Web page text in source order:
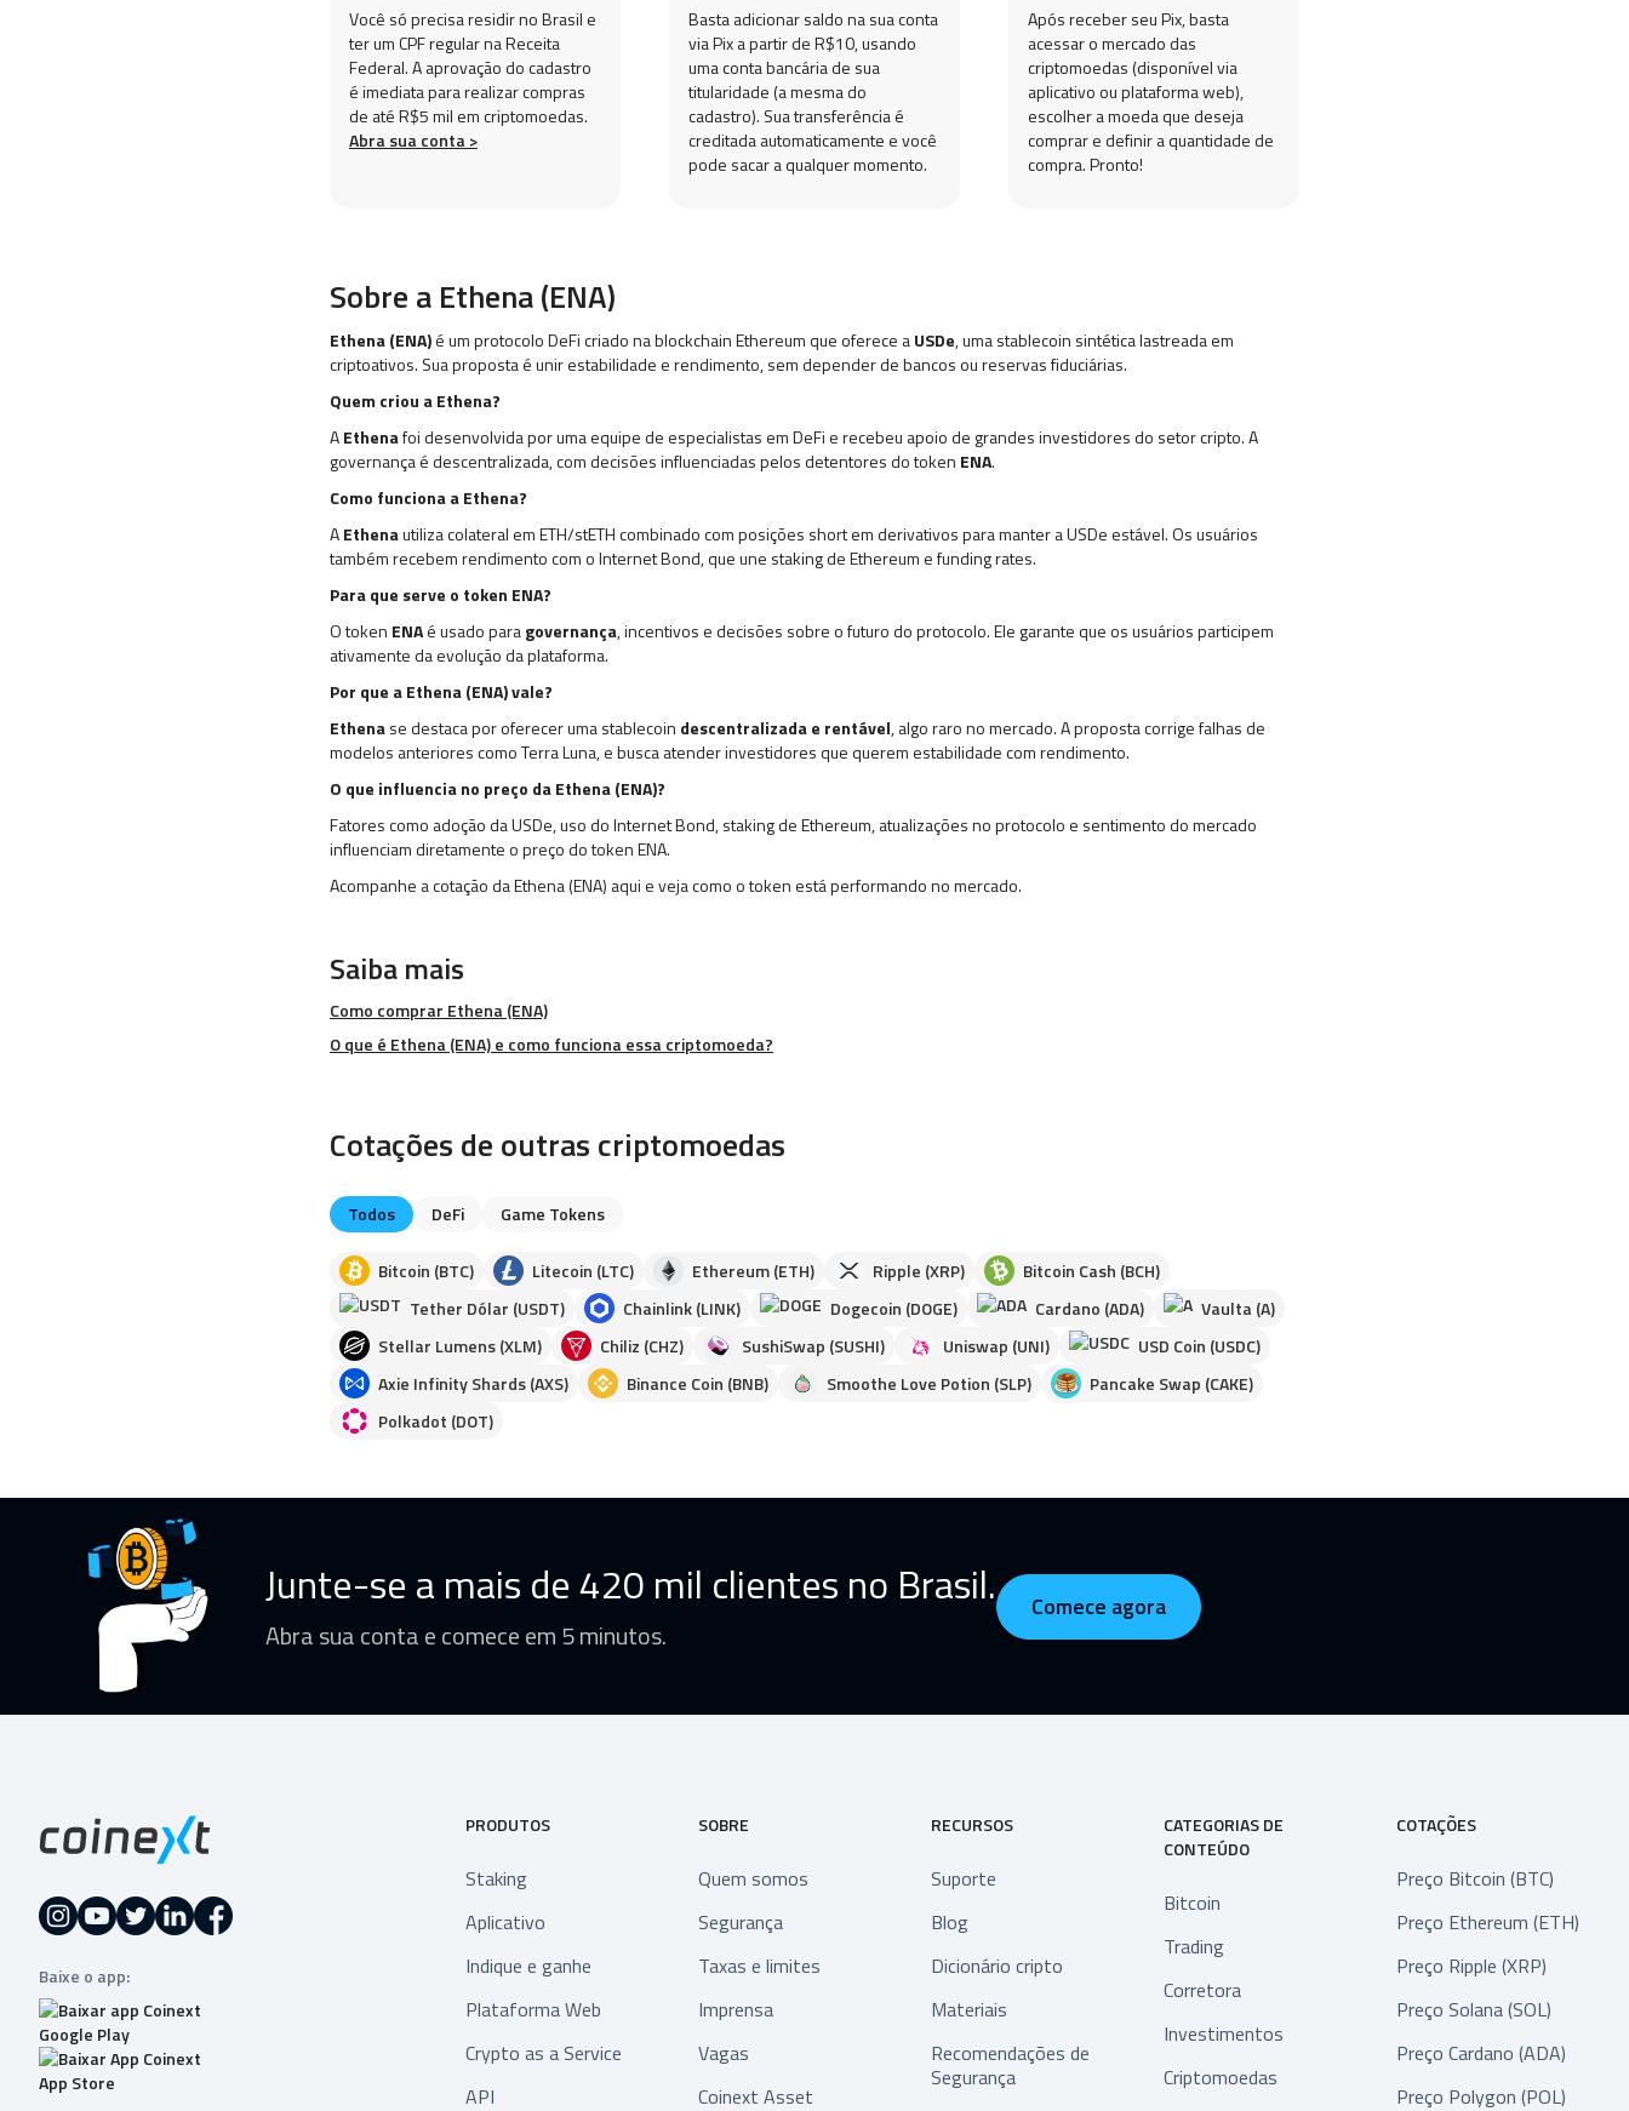
Você só precisa residir no Brasil e
ter um CPF regular na Receita
Federal. A aprovação do cadastro
é imediata para realizar compras
de até R$5 mil em criptomoedas.
Abra sua conta >
Basta adicionar saldo na sua conta
via Pix a partir de R$10, usando
uma conta bancária de sua
titularidade (a mesma do
cadastro). Sua transferência é
creditada automaticamente e você
pode sacar a qualquer momento.
Após receber seu Pix, basta
acessar o mercado das
criptomoedas (disponível via
aplicativo ou plataforma web),
escolher a moeda que deseja
comprar e definir a quantidade de
compra. Pronto!
Sobre a Ethena (ENA)
Ethena (ENA)é um protocolo DeFi criado na blockchain Ethereum que oferece aUSDe, uma stablecoin sintética lastreada em
criptoativos. Sua proposta é unir estabilidade e rendimento, sem depender de bancos ou reservas fiduciárias.
Quem criou a Ethena?
AEthenafoi desenvolvida por uma equipe de especialistas em DeFi e recebeu apoio de grandes investidores do setor cripto. A
governança é descentralizada, com decisões influenciadas pelos detentores do token ENA.
Como funciona a Ethena?
AEthenautiliza colateral em ETH/stETH combinado com posições short em derivativos para manter a USDe estável. Os usuários
também recebem rendimento com o Internet Bond, que une staking de Ethereum e funding rates.
Para que serve o token ENA?
O token ENAé usado paragovernança, incentivos e decisões sobre o futuro do protocolo. Ele garante que os usuários participem
ativamente da evolução da plataforma.
Por que a Ethena (ENA) vale?
Ethenase destaca por oferecer uma stablecoin descentralizada e rentável, algo raro no mercado. A proposta corrige falhas de
modelos anteriores como Terra Luna, e busca atender investidores que querem estabilidade com rendimento.
O que influencia no preço da Ethena (ENA)?
Fatores como adoção da USDe, uso do Internet Bond, staking de Ethereum, atualizações no protocolo e sentimento do mercado
influenciam diretamente o preço do token ENA.
Acompanhe a cotação da Ethena (ENA) aqui e veja como o token está performando no mercado.
Saiba mais
Como comprar Ethena (ENA)
O que é Ethena (ENA) e como funciona essa criptomoeda?
Cotações de outras criptomoedas
Todos DeFi Game Tokens
Bitcoin (BTC) Litecoin (LTC) Ethereum (ETH) Ripple (XRP)
Bitcoin Cash (BCH)
Tether Dólar (USDT)
Chainlink (LINK) Dogecoin (DOGE) Cardano (ADA)
Vaulta (A)
Stellar Lumens (XLM)
Chiliz (CHZ) SushiSwap (SUSHI) Uniswap (UNI)
USD Coin (USDC)
Axie Infinity Shards (AXS)
Binance Coin (BNB) Smoothe Love Potion (SLP)
Pancake Swap (CAKE)
Polkadot (DOT)
Junte-se a mais de 420 mil clientes no Brasil.
Abra sua conta e comece em 5 minutos.
Comece agora
Baixe o app:
PRODUTOS
Staking
Aplicativo
Indique e ganhe
Plataforma Web
Crypto as a Service
API
SOBRE
Quem somos
Segurança
Taxas e limites
Imprensa
Vagas
Coinext Asset
RECURSOS
Suporte
Blog
Dicionário cripto
Materiais
Recomendações de
Segurança
CATEGORIAS DE
CONTEÚDO
Bitcoin
Trading
Corretora
Investimentos
Criptomoedas
COTAÇÕES
Preço Bitcoin (BTC)
Preço Ethereum (ETH)
Preço Ripple (XRP)
Preço Solana (SOL)
Preço Cardano (ADA)
Preço Polygon (POL)